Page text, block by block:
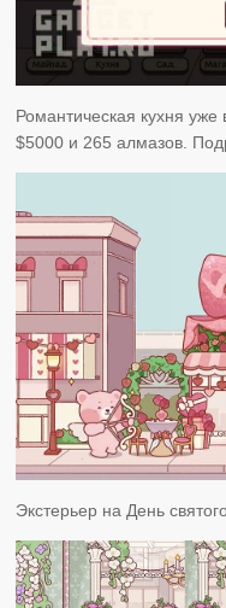
Романтическая кухня
$5000 и 265 алмазов.
Экстерьер на День